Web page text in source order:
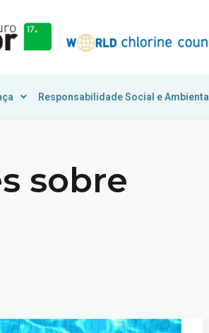
Responsabilidade Social e Ambiental
sobre